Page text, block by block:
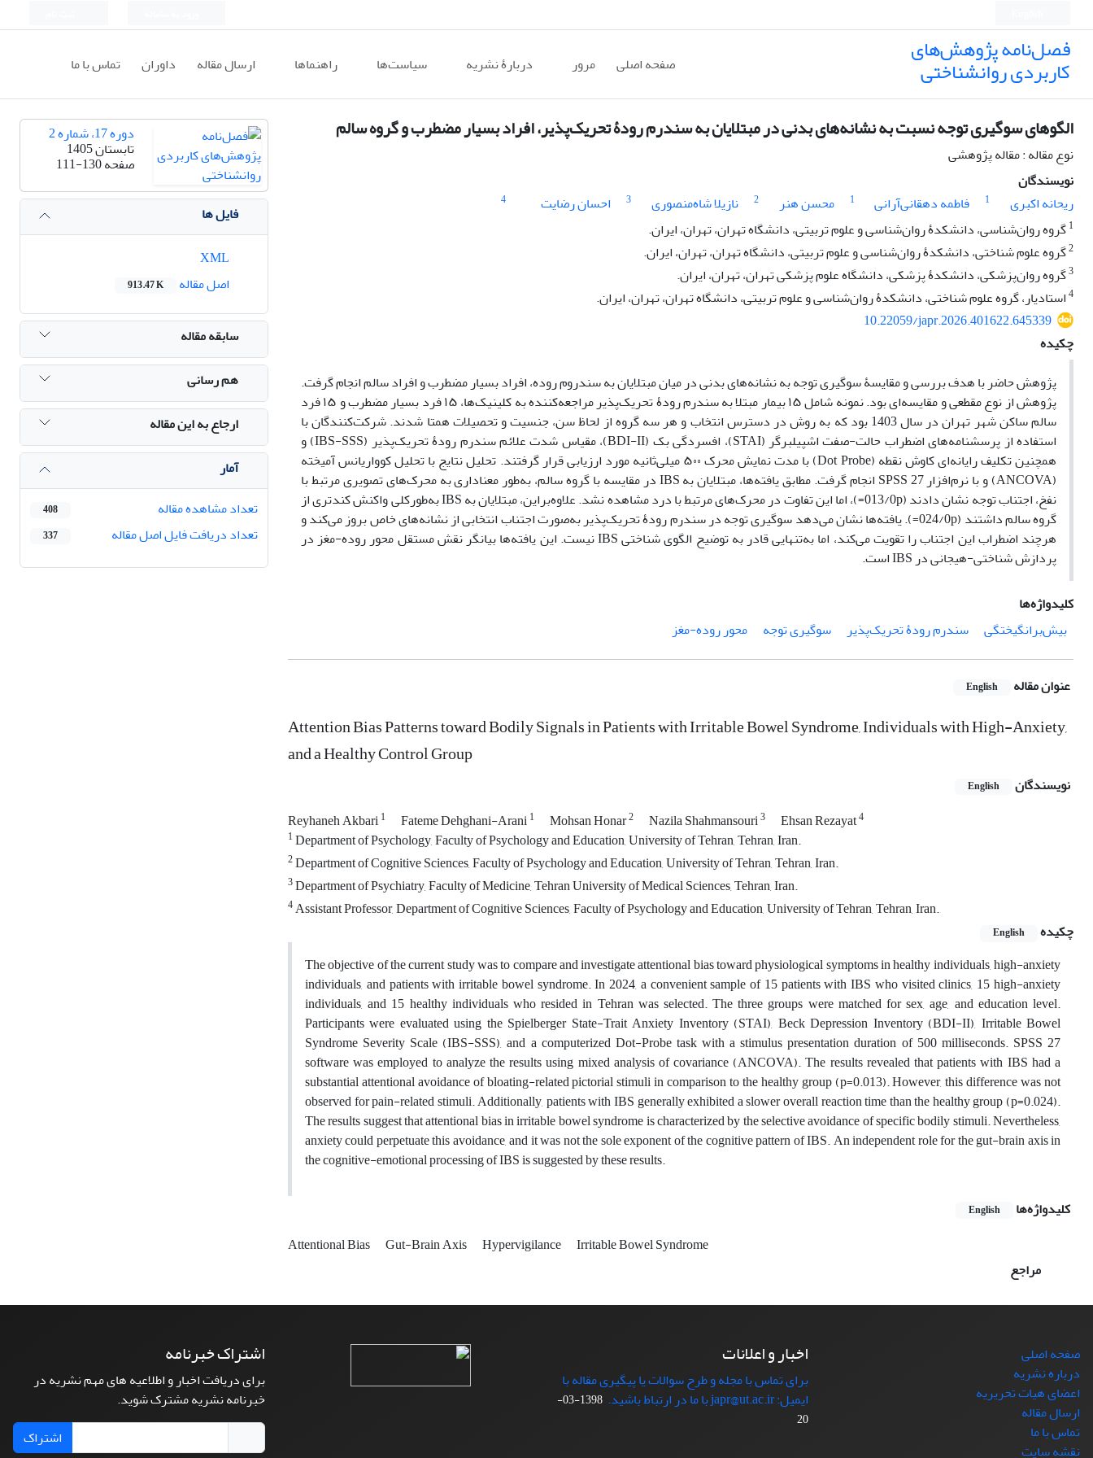
فصل‌نامه پژوهش‌های
کاربردی روانشناختی صفحه اصلی مرور دربارۀ نشریه سیاست‌ها راهنماها ارسال مقاله داوران تماس با ما
الگوهای سوگیری توجه نسبت به نشانه‌های بدنی در مبتلایان به سندرم رودۀ تحریک‌پذیر، افراد بسیار مضطرب و گروه سالم
نوع مقاله : مقاله پژوهشی
نویسندگان
ریحانه اکبری
1 فاطمه دهقانی‌آرانی 1 محسن هنر 2 نازیلا شاه‌منصوری 3 احسان رضایت
4
1گروه روان‌شناسی، دانشکدۀ روان‌شناسی و علوم تربیتی، دانشگاه تهران، تهران، ایران.
2گروه علوم شناختی، دانشکدۀ روان‌شناسی و علوم تربیتی، دانشگاه تهران، تهران، ایران.
3گروه روان‌پزشکی، دانشکدۀ پزشکی، دانشگاه علوم پزشکی تهران، تهران، ایران.
4استادیار، گروه علوم شناختی، دانشکدۀ روان‌شناسی و علوم تربیتی، دانشگاه تهران، تهران، ایران.
10.22059/japr.2026.401622.645339
چکیده
پژوهش حاضر با هدف بررسی و مقایسۀ سوگیری توجه به نشانه‌های بدنی در میان مبتلایان به سندروم روده، افراد بسیار مضطرب و افراد سالم انجام گرفت.
پژوهش از نوع مقطعی و مقایسه‌ای بود. نمونه شامل ۱۵ بیمار مبتلا به سندرم رودۀ تحریک‌پذیر مراجعه‌کننده به کلینیک‌ها، ۱۵ فرد بسیار مضطرب و ۱۵ فرد
سالم ساکن شهر تهران در سال 1403 بود که به روش در دسترس انتخاب و هر سه گروه از لحاظ سن، جنسیت و تحصیلات همتا شدند. شرکت‌کنندگان با
استفاده از پرسشنامه‌های اضطراب حالت-صفت اشپیلبرگر (STAI)، افسردگی بک (BDI-II)، مقیاس شدت علائم سندرم رودۀ تحریک‌پذیر (IBS-SSS) و
همچنین تکلیف رایانه‌ای کاوش نقطه (Dot Probe) با مدت نمایش محرک ۵۰۰ میلی‌ثانیه مورد ارزیابی قرار گرفتند. تحلیل نتایج با تحلیل کوواریانس آمیخته
(ANCOVA) و با نرم‌افزار SPSS 27 انجام گرفت. مطابق یافته‌ها، مبتلایان به IBS در مقایسه با گروه سالم، به‌طور معناداری به محرک‌های تصویری مرتبط با
نفخ، اجتناب توجه نشان دادند (013/0p=)، اما این تفاوت در محرک‌های مرتبط با درد مشاهده نشد. علاوه‌براین، مبتلایان به IBS به‌طورکلی واکنش کندتری از
گروه سالم داشتند (024/0p=). یافته‌ها نشان می‌دهد سوگیری توجه در سندرم رودۀ تحریک‌پذیر به‌صورت اجتناب انتخابی از نشانه‌های خاص بروز می‌کند و
هرچند اضطراب این اجتناب را تقویت می‌کند، اما به‌تنهایی قادر به توضیح الگوی شناختی IBS نیست. این یافته‌ها بیانگر نقش مستقل محور روده-مغز در
پردازش شناختی-هیجانی در IBS است.
کلیدواژه‌ها
بیش‌برانگیختگی
سندرم رودۀ تحریک‌پذیر سوگیری توجه محور روده-مغز
عنوان مقاله English
Attention Bias Patterns toward Bodily Signals in Patients with Irritable Bowel Syndrome, Individuals with High-Anxiety,
and a Healthy Control Group
نویسندگان English
Reyhaneh Akbari1 Fateme Dehghani-Arani1 Mohsan Honar2 Nazila Shahmansouri3 Ehsan Rezayat4
1Department of Psychology, Faculty of Psychology and Education, University of Tehran, Tehran, Iran.
2Department of Cognitive Sciences, Faculty of Psychology and Education, University of Tehran, Tehran, Iran.
3Department of Psychiatry, Faculty of Medicine, Tehran University of Medical Sciences, Tehran, Iran.
4Assistant Professor, Department of Cognitive Sciences, Faculty of Psychology and Education, University of Tehran, Tehran, Iran.
چکیده
English
The objective of the current study was to compare and investigate attentional bias toward physiological symptoms in healthy individuals, high-anxiety
individuals, and patients with irritable bowel syndrome. In 2024, a convenient sample of 15 patients with IBS who visited clinics, 15 high-anxiety
individuals, and 15 healthy individuals who resided in Tehran was selected. The three groups were matched for sex, age, and education level.
Participants were evaluated using the Spielberger State-Trait Anxiety Inventory (STAI), Beck Depression Inventory (BDI-II), Irritable Bowel
Syndrome Severity Scale (IBS-SSS), and a computerized Dot-Probe task with a stimulus presentation duration of 500 milliseconds. SPSS 27
software was employed to analyze the results using mixed analysis of covariance (ANCOVA). The results revealed that patients with IBS had a
substantial attentional avoidance of bloating-related pictorial stimuli in comparison to the healthy group (p=0.013). However, this difference was not
observed for pain-related stimuli. Additionally, patients with IBS generally exhibited a slower overall reaction time than the healthy group (p=0.024).
The results suggest that attentional bias in irritable bowel syndrome is characterized by the selective avoidance of specific bodily stimuli. Nevertheless,
anxiety could perpetuate this avoidance, and it was not the sole exponent of the cognitive pattern of IBS. An independent role for the gut-brain axis in
the cognitive-emotional processing of IBS is suggested by these results.
کلیدواژه‌ها
English
Attentional Bias Gut-Brain Axis Hypervigilance
Irritable Bowel Syndrome
مراجع
دوره 17، شماره 2
تابستان 1405
صفحه111-130
فایل ها
اصل مقاله
913.47 K
سابقه مقاله
هم رسانی
ارجاع به این مقاله
آمار
تعداد مشاهده مقاله
408
تعداد دریافت فایل اصل مقاله 337
صفحه اصلی
درباره نشریه
اعضای هیات تحریریه
ارسال مقاله
تماس با ما
نقشه سایت
اخبار و اعلانات
برای تماس با مجله و طرح سوالات یا پیگیری مقاله با
ایمیل: japr@ut.ac.ir با ما در ارتباط باشید.
1398-03-
20
اشتراک خبرنامه
برای دریافت اخبار و اطلاعیه های مهم نشریه در
خبرنامه نشریه مشترک شوید.
اشتراک